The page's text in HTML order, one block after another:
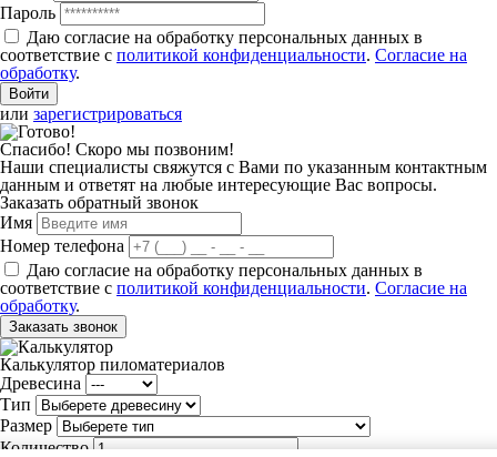
Пароль
Даю согласие на обработку персональных данных в
соответствие с политикой конфиденциальности. Согласие на
обработку.
или зарегистрироваться
Спасибо! Скоро мы позвоним!
Наши специалисты свяжутся с Вами по указанным контактным
данным и ответят на любые интересующие Вас вопросы.
Заказать обратный звонок
Имя
Номер телефона
Даю согласие на обработку персональных данных в
соответствие с политикой конфиденциальности. Согласие на
обработку.
Заказать звонок
Калькулятор пиломатериалов
Древесина
Тип
Размер
Количество